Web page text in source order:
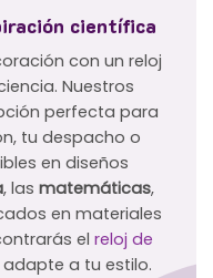
científica
con un reloj
Nuestros
perfecta para
tu despacho o
en diseños
, las matemáticas,
en materiales
el reloj de
a tu estilo.